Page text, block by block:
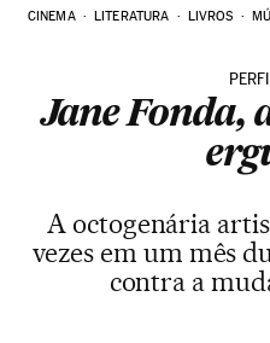
CINEMA LITERATURA LIVROS
Jane Fonda,
A octogenária
vezes em um mês
contra a